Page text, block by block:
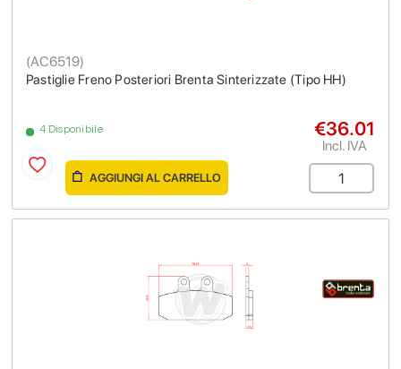
Pastiglie Freno Posteriori Brenta Sinterizzate (Tipo HH)
(AC6519)
4 Disponibile €36.01
Incl. IVA
AGGIUNGI AL CARRELLO